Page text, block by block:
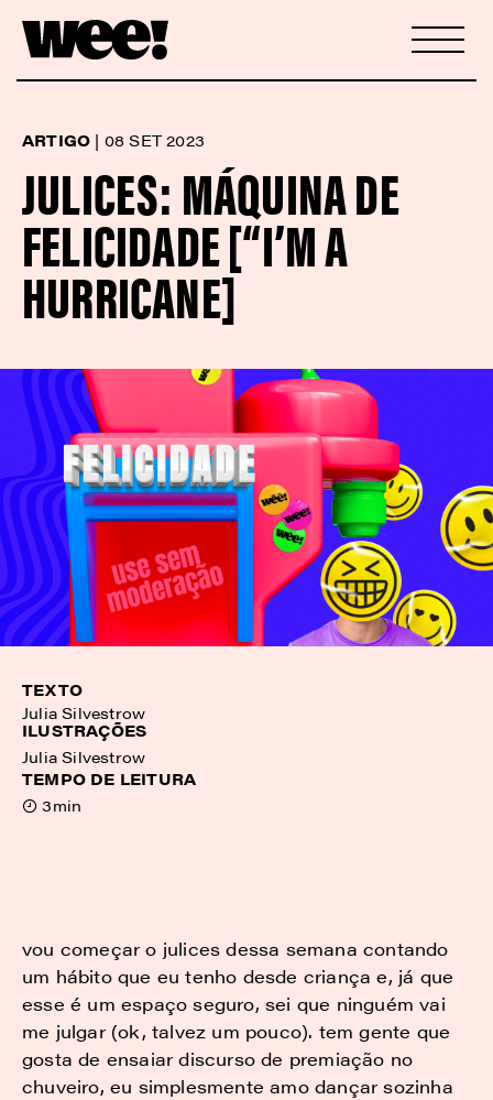
ARTIGO | 08 SET 2023
JULICES: MÁQUINA DE
FELICIDADE [“I’M A
HURRICANE]
TEXTO
Julia Silvestrow
ILUSTRAÇÕES
Julia Silvestrow
TEMPO DE LEITURA
3min
vou começar o julices dessa semana contando
um hábito que eu tenho desde criança e, já que
esse é um espaço seguro, sei que ninguém vai
me julgar (ok, talvez um pouco). tem gente que
gosta de ensaiar discurso de premiação no
chuveiro, eu simplesmente amo dançar sozinha